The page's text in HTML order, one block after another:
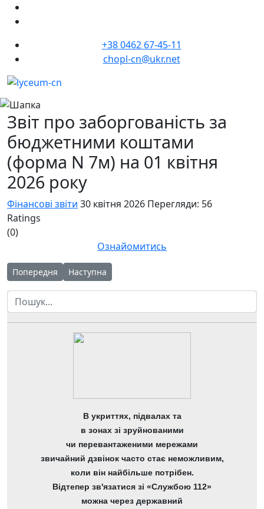
+38 0462 67-45-11
chopl-cn@ukr.net
Звіт про заборгованість за
бюджетними коштами
(форма N 7м) на 01 квітня
2026 року
Фінансові звіти 30 квітня 2026 Перегляди: 56
Ratings
(0)
Ознайомитись
Попередня стаття: БАЛАНС на 01 квітня 2026 року
Попередня Наступна стаття: Звіт про заборгованість
Наступна
Пошук
В укриттях, підвалах та
в зонах зі зруйнованими
чи перевантаженими мережами
звичайний дзвінок часто стає неможливим,
коли він найбільше потрібен.
Відтепер зв'язатися зі «Службою 112»
можна через державний